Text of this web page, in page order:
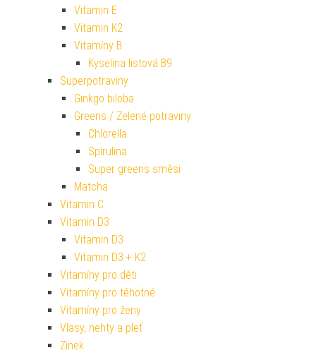
Vitamin E
Vitamin K2
Vitamíny B
Kyselina listová B9
Superpotraviny
Ginkgo biloba
Greens / Zelené potraviny
Chlorella
Spirulina
Super greens směsi
Matcha
Vitamin C
Vitamin D3
Vitamin D3
Vitamin D3 + K2
Vitamíny pro děti
Vitamíny pro těhotné
Vitamíny pro ženy
Vlasy, nehty a pleť
Zinek